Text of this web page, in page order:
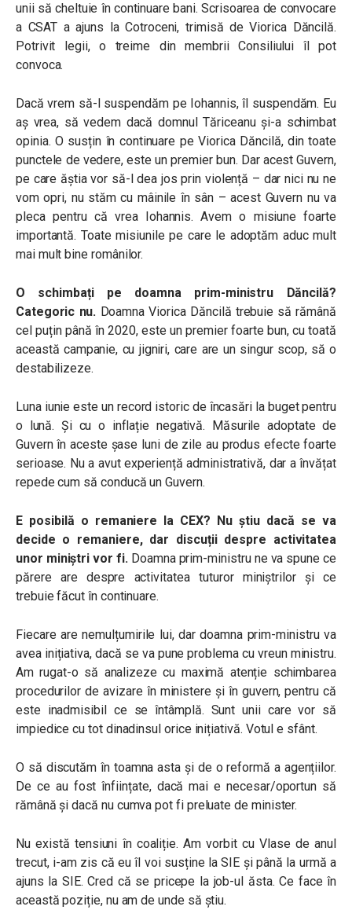
unii să cheltuie în continuare bani. Scrisoarea de convocare
a CSAT a ajuns la Cotroceni, trimisă de Viorica Dăncilă.
Potrivit legii, o treime din membrii Consiliului îl pot
convoca.
Dacă vrem să-l suspendăm pe Iohannis, îl suspendăm. Eu
aș vrea, să vedem dacă domnul Tăriceanu și-a schimbat
opinia. O susțin în continuare pe Viorica Dăncilă, din toate
punctele de vedere, este un premier bun. Dar acest Guvern,
pe care ăștia vor să-l dea jos prin violență – dar nici nu ne
vom opri, nu stăm cu mâinile în sân – acest Guvern nu va
pleca pentru că vrea Iohannis. Avem o misiune foarte
importantă. Toate misiunile pe care le adoptăm aduc mult
mai mult bine românilor.
O schimbați pe doamna prim-ministru Dăncilă?
Categoric nu. Doamna Viorica Dăncilă trebuie să rămână
cel puțin până în 2020, este un premier foarte bun, cu toată
această campanie, cu jigniri, care are un singur scop, să o
destabilizeze.
Luna iunie este un record istoric de încasări la buget pentru
o lună. Și cu o inflație negativă. Măsurile adoptate de
Guvern în aceste șase luni de zile au produs efecte foarte
serioase. Nu a avut experiență administrativă, dar a învățat
repede cum să conducă un Guvern.
E posibilă o remaniere la CEX? Nu știu dacă se va
decide o remaniere, dar discuții despre activitatea
unor miniștri vor fi.Doamna prim-ministru ne va spune ce
părere are despre activitatea tuturor miniștrilor și ce
trebuie făcut în continuare.
Fiecare are nemulțumirile lui, dar doamna prim-ministru va
avea inițiativa, dacă se va pune problema cu vreun ministru.
Am rugat-o să analizeze cu maximă atenție schimbarea
procedurilor de avizare în ministere și în guvern, pentru că
este inadmisibil ce se întâmplă. Sunt unii care vor să
impiedice cu tot dinadinsul orice inițiativă. Votul e sfânt.
O să discutăm în toamna asta și de o reformă a agențiilor.
De ce au fost înființate, dacă mai e necesar/oportun să
rămână și dacă nu cumva pot fi preluate de minister.
Nu există tensiuni în coaliție.Am vorbit cu Vlase de anul
trecut, i-am zis că eu îl voi susține la SIE și până la urmă a
ajuns la SIE. Cred că se pricepe la job-ul ăsta. Ce face în
această poziție, nu am de unde să știu.